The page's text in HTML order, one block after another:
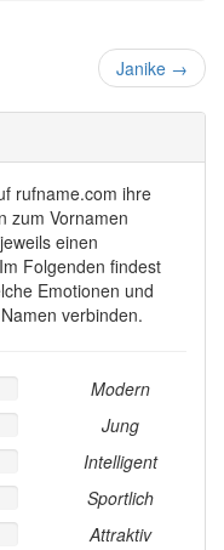
Janike →
rufname.com ihre
zum Vornamen
einen
Folgenden findest
Emotionen und
verbinden.
Modern
Jung
Intelligent
Sportlich
Attraktiv